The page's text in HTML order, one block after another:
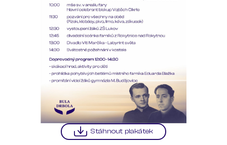
Stáhnout plakátek